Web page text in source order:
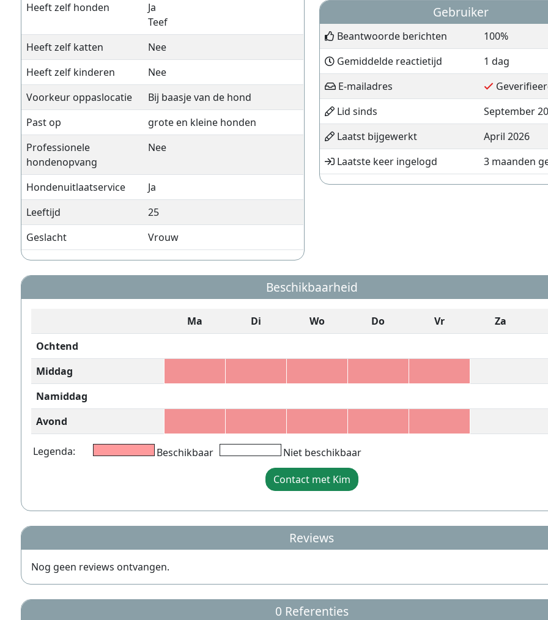
Heeft zelf honden
Ja
Teef
Heeft zelf katten
Nee
Heeft zelf kinderen
Nee
Voorkeur oppaslocatie
Bij baasje van de hond
Past op
grote en kleine honden
Professionele
hondenopvang
Nee
Hondenuitlaatservice
Ja
Leeftijd
25
Geslacht
Vrouw
Gebruiker
Beantwoorde berichten
100%
Gemiddelde reactietijd
1 dag
E-mailadres
Lid sinds
September
Laatst bijgewerkt
April 2026
Laatste keer ingelogd
3 maanden
Beschikbaarheid
Ma Di Wo Do Vr Za
Ochtend
Middag
Namiddag
Avond
Legenda: Beschikbaar
Niet beschikbaar
Contact met Kim
Reviews
Nog geen reviews ontvangen.
0 Referenties